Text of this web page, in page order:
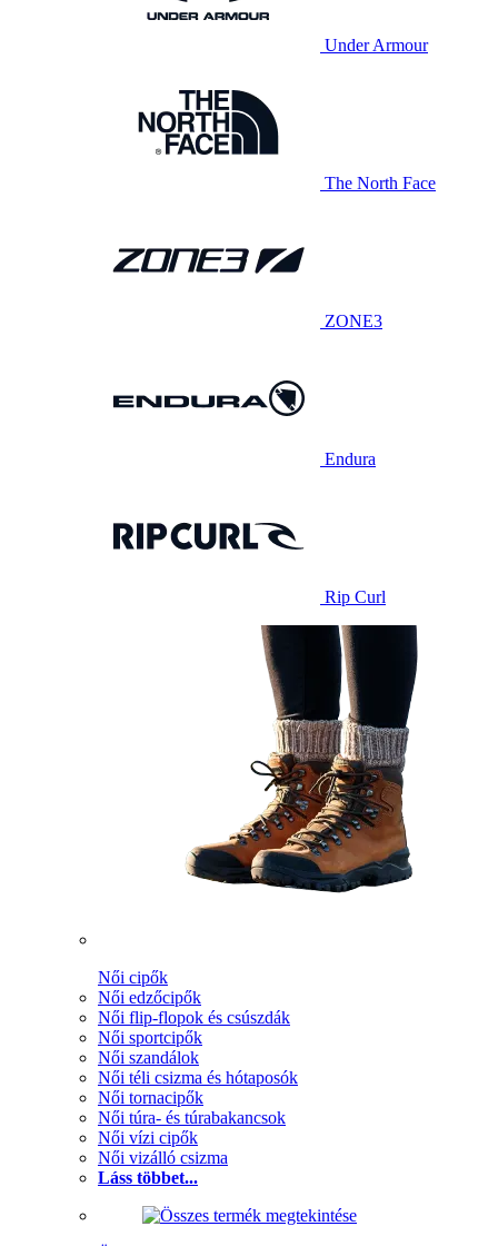
Under Armour
The North Face
ZONE3
Endura
Rip Curl
Női cipők
Női edzőcipők
Női flip-flopok és csúszdák
Női sportcipők
Női szandálok
Női téli csizma és hótaposók
Női tornacipők
Női túra- és túrabakancsok
Női vízi cipők
Női vizálló csizma
Láss többet...